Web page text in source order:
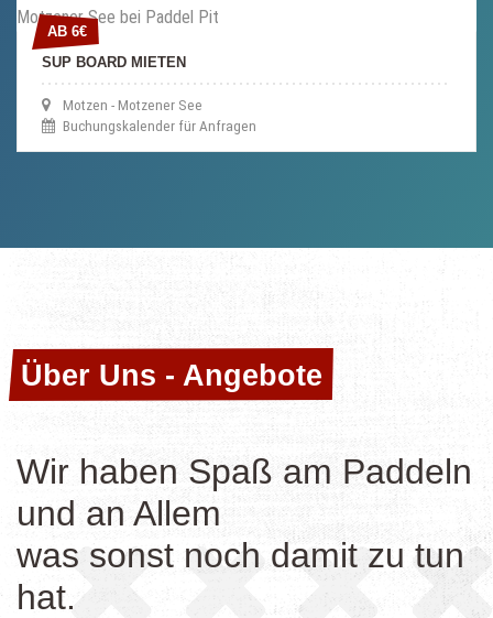
AB 6€
AB 6€
SUP BOARD MIETEN
Motzen - Motzener See
Buchungskalender für Anfragen
Über Uns - Angebote
Über Uns - Angebote
Wir haben Spaß am Paddeln
und an Allem
was sonst noch damit zu tun
hat.